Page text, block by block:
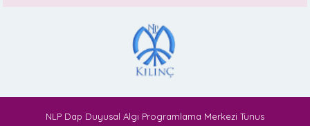
NLP Dap Duyusal Algı Programlama Merkezi Tunus